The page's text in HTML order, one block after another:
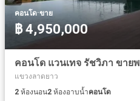
คอนโด·ขาย
฿ 4,950,000
แขวงลาดยาว
2 ห้องนอน2 ห้องอาบน้ำคอนโด